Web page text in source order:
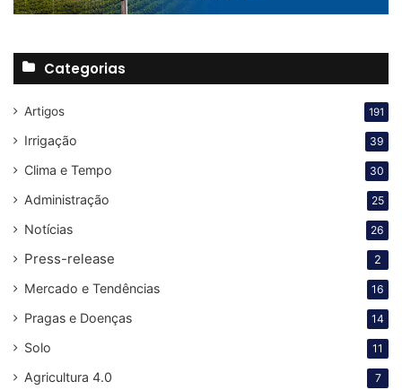
Categorias
Artigos 191
Irrigação 39
Clima e Tempo 30
Administração 25
Notícias 26
Press-release 2
Mercado e Tendências 16
Pragas e Doenças 14
Solo 11
Agricultura 4.0 7